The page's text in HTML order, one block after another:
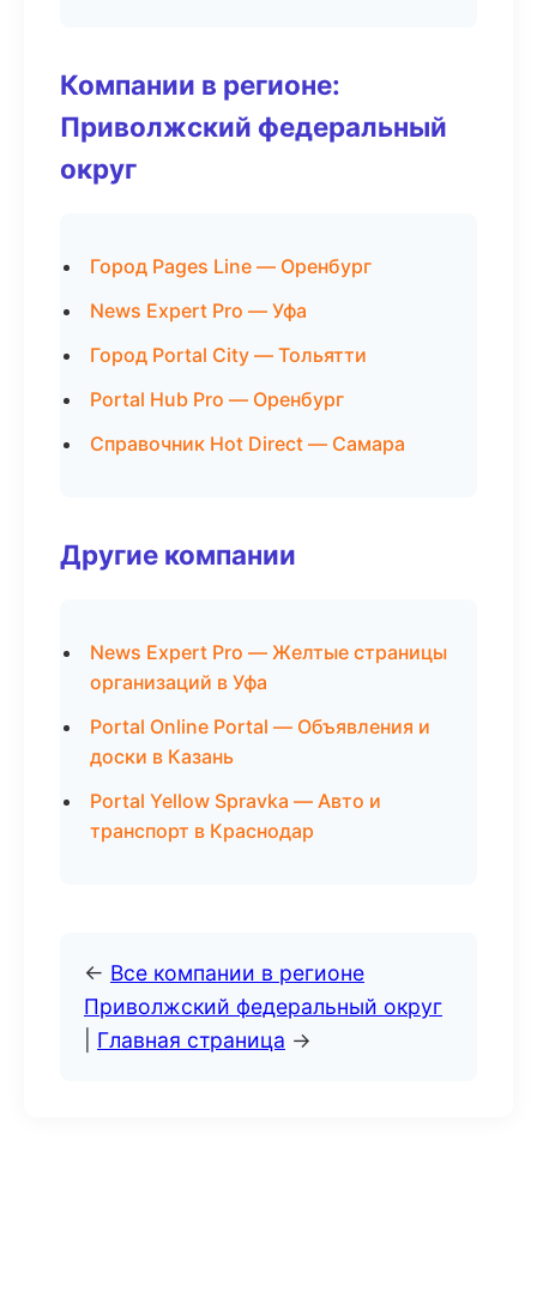
Компании в регионе:
Приволжский федеральный
округ
Город Pages Line — Оренбург
News Expert Pro — Уфа
Город Portal City — Тольятти
Portal Hub Pro — Оренбург
Справочник Hot Direct — Самара
Другие компании
News Expert Pro — Желтые страницы
организаций в Уфа
Portal Online Portal — Объявления и
доски в Казань
Portal Yellow Spravka — Авто и
транспорт в Краснодар
← Все компании в регионе
Приволжский федеральный округ
Главная страница →